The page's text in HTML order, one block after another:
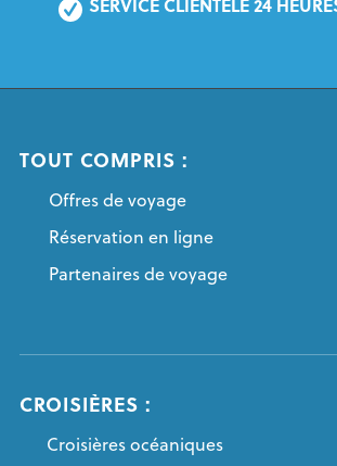
SERVICE CLIENTÈLE 24
TOUT COMPRIS :
Offres de voyage
Réservation en ligne
Partenaires de voyage
CROISIÈRES :
Croisières océaniques